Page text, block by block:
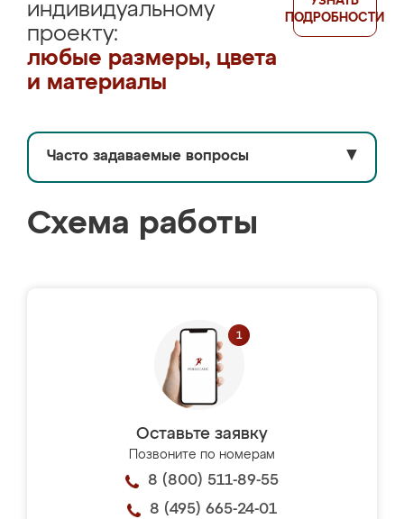
индивидуальному
проекту:
любые размеры, цвета
и материалы
ПОДРОБНОСТИ
Часто задаваемые вопросы ▼
Схема работы
Оставьте заявку
Позвоните по номерам
8 (800) 511-89-55
8 (495) 665-24-01